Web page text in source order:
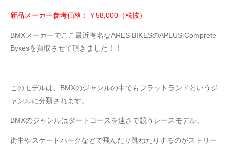
新品メーカー参考価格：￥58 ,000（税抜）
BMXメーカーでここ最近有名なARES BIKESのAPLUS Comprete
Bykesを買取させて頂きました！！
このモデルは、BMXのジャンルの中でもフラットランドというジ
ャンルに分類されます。
BMXのジャンルはダートコースを速さで競うレースモデル。
街中やスケートパークなどで飛んだり跳ねたりするのがストリー